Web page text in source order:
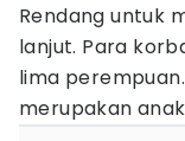
Rendang untuk
lanjut. Para
lima
merupakan